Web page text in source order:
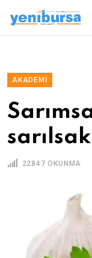
AKADEMI
22847 OKUNMA